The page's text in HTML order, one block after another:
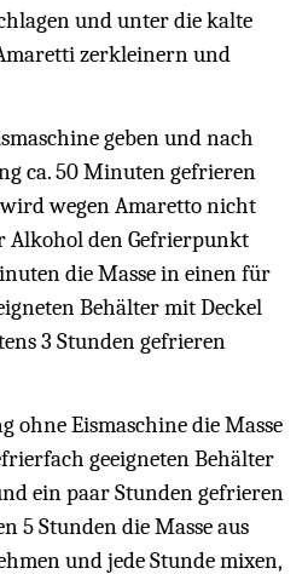
und unter die kalte
zerkleinern und
geben und nach
ca. 50 Minuten gefrieren
wird wegen Amaretto nicht
Alkohol den Gefrierpunkt
die Masse in einen für
Behälter mit Deckel
3 Stunden gefrieren
ohne Eismaschine die Masse
geeigneten Behälter
ein paar Stunden gefrieren
5 Stunden die Masse aus
und jede Stunde mixen,